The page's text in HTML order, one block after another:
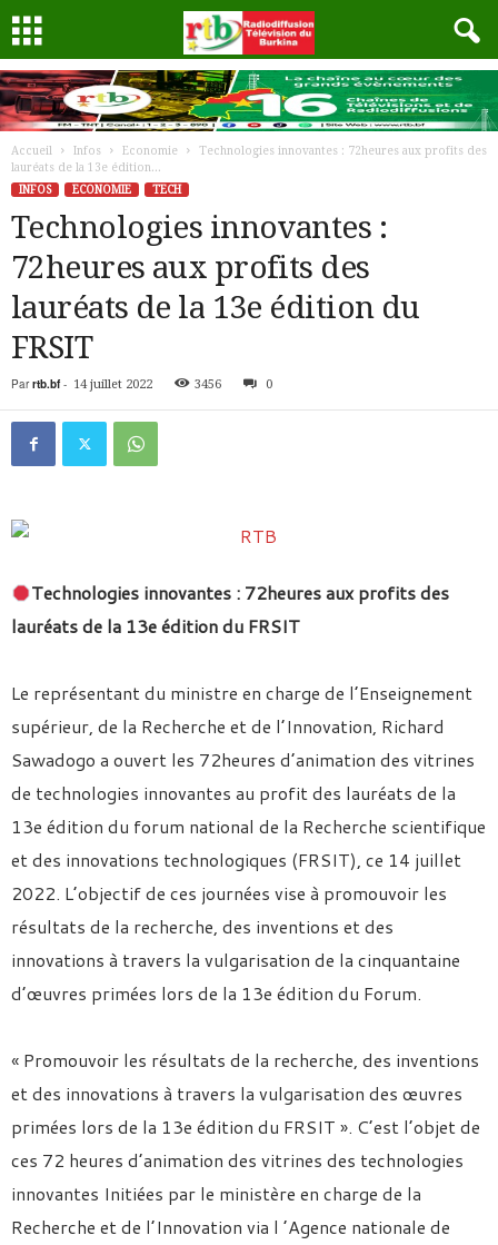
Accueil Infos Economie
Technologies innovantes : 72heures aux profits des
lauréats de la 13e édition...
INFOS
ECONOMIE TECH
Technologies innovantes :
72heures aux profits des
lauréats de la 13e édition du
FRSIT
Par rtb.bf- 14 juillet 2022 3456 0
Technologies innovantes : 72heures aux profits des
lauréats de la 13e édition du FRSIT
Le représentant du ministre en charge de l’Enseignement
supérieur, de la Recherche et de l’Innovation, Richard
Sawadogo a ouvert les 72heures d’animation des vitrines
de technologies innovantes au profit des lauréats de la
13e édition du forum national de la Recherche scientifique
et des innovations technologiques (FRSIT), ce 14 juillet
2022. L’objectif de ces journées vise à promouvoir les
résultats de la recherche, des inventions et des
innovations à travers la vulgarisation de la cinquantaine
d’œuvres primées lors de la 13e édition du Forum.
« Promouvoir les résultats de la recherche, des inventions
et des innovations à travers la vulgarisation des œuvres
primées lors de la 13e édition du FRSIT ». C’est l’objet de
ces 72 heures d’animation des vitrines des technologies
innovantes Initiées par le ministère en charge de la
Recherche et de l’Innovation via l ’Agence nationale de